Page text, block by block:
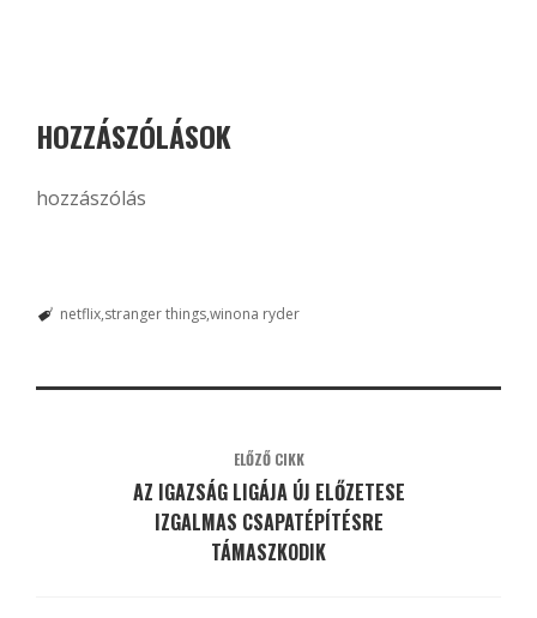
HOZZÁSZÓLÁSOK
hozzászólás
netflix stranger thingswinona ryder
ELŐZŐ CIKK
AZ IGAZSÁG LIGÁJA ÚJ ELŐZETESE
IZGALMAS CSAPATÉPÍTÉSRE
TÁMASZKODIK